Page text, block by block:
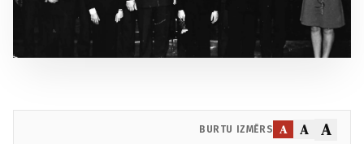
BURTU IZMĒRS A A A